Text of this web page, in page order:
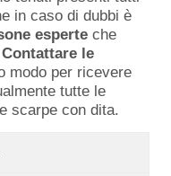
in caso di dubbi è
esperte che
Contattare le
modo per ricevere
tutte le
scarpe con dita.